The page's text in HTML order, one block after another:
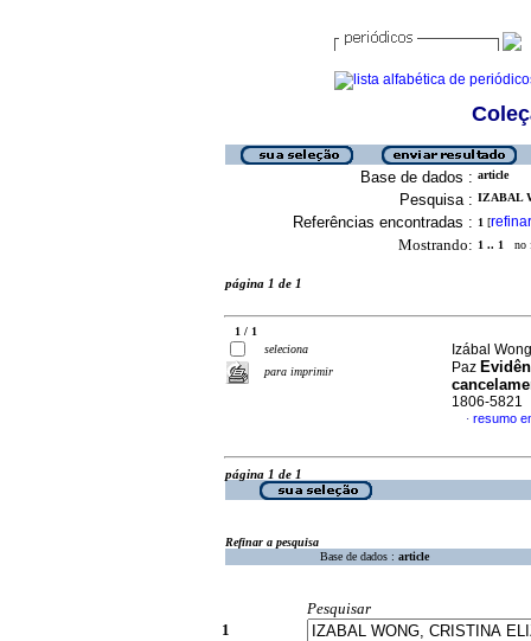
Base de dados : article
Pesquisa : IZABAL
Referências encontradas : 1 [refinar
Mostrando: 1 .. 1 no
página 1 de 1
1 / 1
seleciona
para imprimir
Izábal
Paz
1806-5821
· resumo
página 1 de 1
Refinar a pesquisa
Base de dados : article
Pesquisar
1